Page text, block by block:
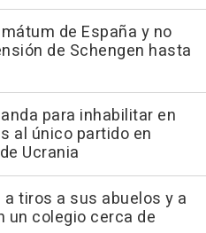
de España y no
de Schengen hasta
para inhabilitar en
al único partido en
Ucrania
tiros a sus abuelos y a
un colegio cerca de